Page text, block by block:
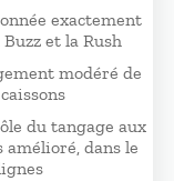
exactement
et la Rush
modéré de
du tangage aux
dans le